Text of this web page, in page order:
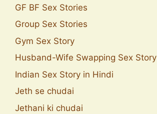
GF BF Sex Stories
Group Sex Stories
Gym Sex Story
Husband-Wife Swapping Sex Story
Indian Sex Story in Hindi
Jeth se chudai
Jethani ki chudai